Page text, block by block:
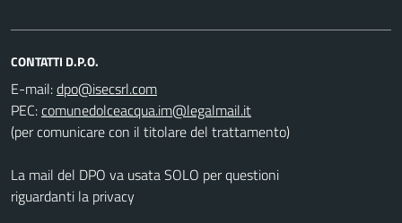
CONTATTI D.P.O.
E-mail:
PEC:
(per comunicare con il titolare del trattamento)
La mail del DPO va usata SOLO per questioni
riguardanti la privacy